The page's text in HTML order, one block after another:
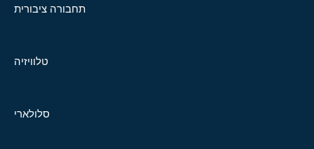
תחבורה ציבורית
טלוויזיה
סלולארי